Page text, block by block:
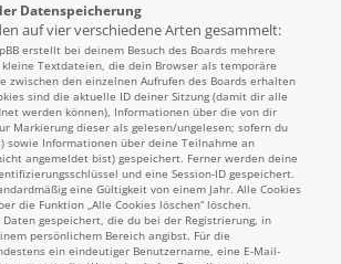
Datenspeicherung
auf vier verschiedene Arten gesammelt:
erstellt bei deinem Besuch des Boards mehrere
kleine Textdateien, die dein Browser als temporäre
zwischen den einzelnen Aufrufen des Boards erhalten
sind die aktuelle ID deiner Sitzung (damit dir alle
werden können), Informationen über die von dir
Markierung dieser als gelesen/ungelesen; sofern du
sowie Informationen über deine Teilnahme an
angemeldet bist) gespeichert. Ferner werden deine
und eine Session-ID gespeichert.
eine Gültigkeit von einem Jahr. Alle Cookies
die Funktion „Alle Cookies löschen“ löschen.
gespeichert, die du bei der Registrierung, in
persönlichem Bereich angibst. Für die
ein eindeutiger Benutzername, eine E-Mail-